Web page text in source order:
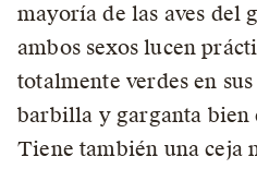
mayoría de las aves del
ambos sexos lucen
totalmente verdes en
barbilla y garganta bien
Tiene también una ceja